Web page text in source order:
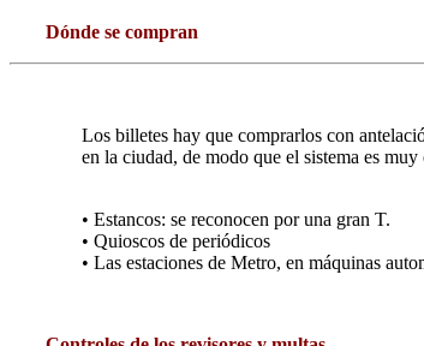
Dónde se compran
Los billetes hay que comprarlos con
en la ciudad, de modo que el sistema es
• Estancos: se reconocen por una gran T.
• Quioscos de periódicos
• Las estaciones de Metro, en máquinas